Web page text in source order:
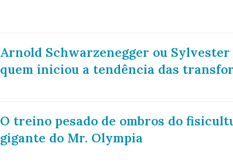
Arnold Schwarzenegger ou Sylvester
quem iniciou a tendência das
O treino pesado de ombros do
gigante do Mr. Olympia